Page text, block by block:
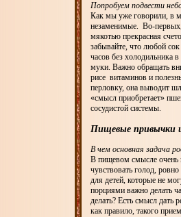
Попробуем подвести
Как мы уже говорили, в
незаменимые. Во-
мякотью прекрасная
забывайте, что любой
часов без холодильника
муки. Важно обращать
рисе витаминов и
перловку, она выводит
«смысл приобретает»
сосудистой системы.
Пищевые привычки
В чем основная задача
В пищевом смысле очень
чувствовать голод,
для детей, которые не
порциями важно делать
делать? Есть смысл дать
как правило, такого